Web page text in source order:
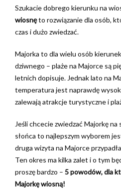
Szukacie dobrego kierunku na
wiosnęto rozwiązanie dla osób,
czas i dużo zwiedzać.
Majorka to dla wielu osób
dziwnego – plaże na Majorce są
letnich dopisuje. Jednak lato na
temperatura jest naprawdę
zalewają atrakcje turystyczne i
Jeśli chcecie zwiedzać Majorkę
słońca to najlepszym wyborem
druga wizyta na Majorce
Ten okres ma kilka zalet i o tym
proszę bardzo – 5 powodów, dla
Majorkę wiosną!